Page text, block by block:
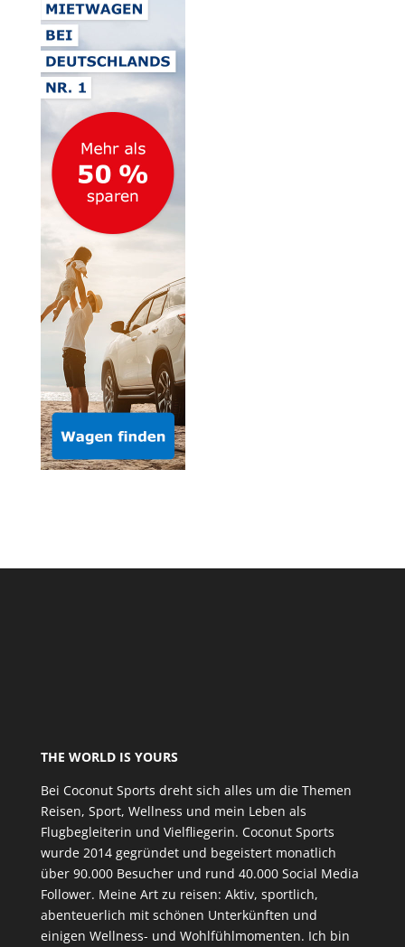
THE WORLD IS YOURS
Bei Coconut Sports dreht sich alles um die Themen
Reisen, Sport, Wellness und mein Leben als
Flugbegleiterin und Vielfliegerin. Coconut Sports
wurde 2014 gegründet und begeistert monatlich
über 90.000 Besucher und rund 40.000 Social Media
Follower. Meine Art zu reisen: Aktiv, sportlich,
abenteuerlich mit schönen Unterkünften und
einigen Wellness- und Wohlfühlmomenten. Ich bin